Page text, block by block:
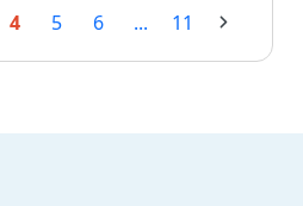
4 5 6 ... 11